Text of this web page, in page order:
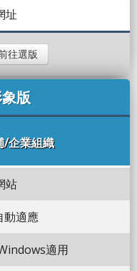
址
往選版
版
/企業組織
站
動適應
適用